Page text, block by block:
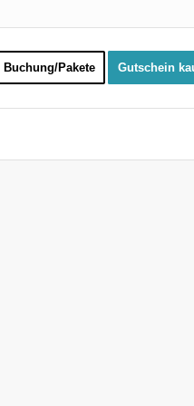
Buchung/Pakete Gutschein